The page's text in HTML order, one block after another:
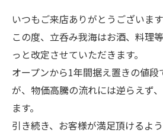
いつもご来店ありがとうございます
この度、立呑み我海はお酒、料理
っと改定させていただきます。
オープンから1年間据え置きの値
が、物価高騰の流れには逆らえず
ます。
引き続き、お客様が満足頂けるよ